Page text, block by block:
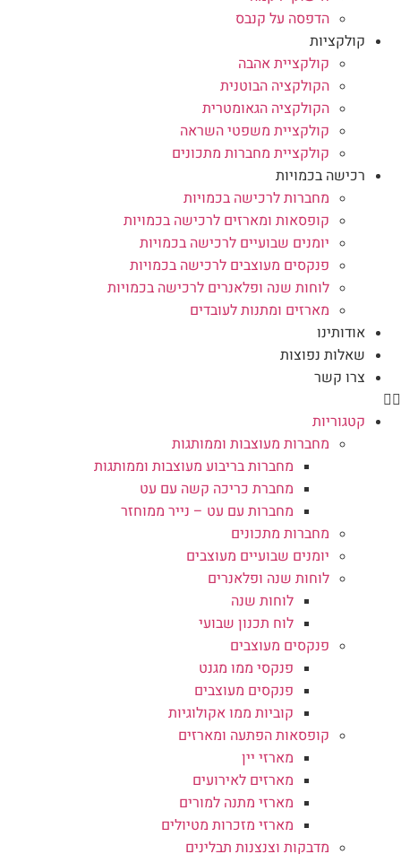
הדפסה על קנבס
קולקציות
קולקציית אהבה
הקולקציה הבוטנית
הקולקציה הגאומטרית
קולקציית משפטי השראה
קולקציית מחברות מתכונים
רכישה בכמויות
מחברות לרכישה בכמויות
קופסאות ומארזים לרכישה בכמויות
יומנים שבועיים לרכישה בכמויות
פנקסים מעוצבים לרכישה בכמויות
לוחות שנה ופלאנרים לרכישה בכמויות
מארזים ומתנות לעובדים
אודותינו
שאלות נפוצות
צרו קשר
קטגוריות
מחברות מעוצבות וממותגות
מחברות בריבוע מעוצבות וממותגות
מחברת כריכה קשה עם עט
מחברות עם עט – נייר ממוחזר
מחברות מתכונים
יומנים שבועיים מעוצבים
לוחות שנה ופלאנרים
לוחות שנה
לוח תכנון שבועי
פנקסים מעוצבים
פנקסי ממו מגנט
פנקסים מעוצבים
קוביות ממו אקולוגיות
קופסאות הפתעה ומארזים
מארזי יין
מארזים לאירועים
מארזי מתנה למורים
מארזי מזכרות מטיולים
מדבקות וצנצנות תבלינים